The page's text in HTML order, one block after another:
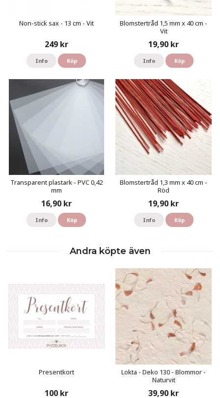
Non-stick sax - 13 cm - Vit
249 kr
Info Köp
Blomstertråd 1,5 mm x 40 cm -
Vit
19,90 kr
Info Köp
Transparent plastark - PVC 0,42
mm
16,90 kr
Info Köp
Blomstertråd 1,3 mm x 40 cm -
Röd
19,90 kr
Info Köp
Andra köpte även
Presentkort
100 kr
Lokta - Deko 130 - Blommor -
Naturvit
39,90 kr